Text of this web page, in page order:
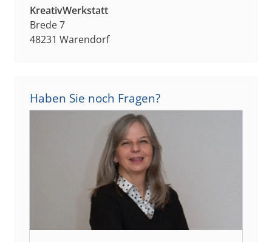
KreativWerkstatt
Brede 7
48231 Warendorf
Haben Sie noch Fragen?